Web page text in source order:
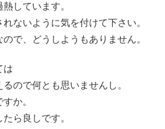
しています。
ないように気を付けて下さい。
で、どうしようもありません。
は
ので何とも思いませんし。
か。
ら良しです。